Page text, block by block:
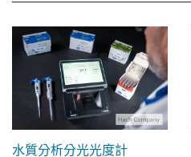
水質分析分光光度計